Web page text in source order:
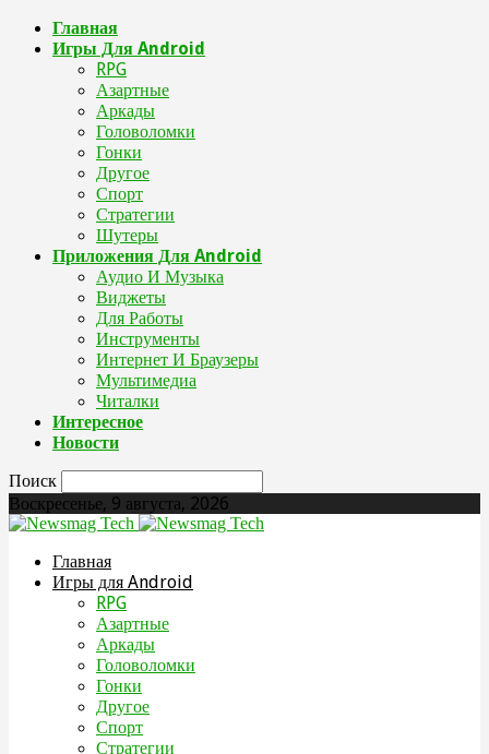
Главная
Игры Для Android
RPG
Азартные
Аркады
Головоломки
Гонки
Другое
Спорт
Стратегии
Шутеры
Приложения Для Android
Аудио И Музыка
Виджеты
Для Работы
Инструменты
Интернет И Браузеры
Мультимедиа
Читалки
Интересное
Новости
Поиск
Воскресенье, 9 августа, 2026
Главная
Игры для Android
RPG
Азартные
Аркады
Головоломки
Гонки
Другое
Спорт
Стратегии